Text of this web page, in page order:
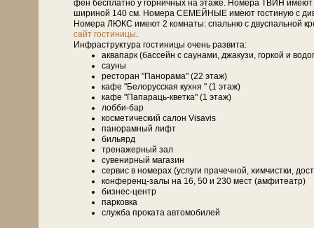
фен бесплатно у горничных на этаже. Номера ТВИН
шириной 140 см. Номера СЕМЕЙНЫЕ имеют гостиную с
Номера ЛЮКС имеют 2 комнаты: спальню с двуспальной
сайт гостиницы.
Инфраструктура гостиницы очень развита:
аквапарк (бассейн с саунами, джакузи, горкой и
сауны
ресторан "Панорама" (22 этаж)
кафе "Белорусская кухня " (1 этаж)
кафе "Папараць-кветка" (1 этаж)
лобби-бар
косметический салон Visavis
панорамный лифт
бильярд
тренажерный зал
сувенирный магазин
сервис в номерах (услуги прачечной, химчистки,
конференц-залы на 16, 50 и 230 мест (амфитеатр)
бизнес-центр
парковка
служба проката автомобилей